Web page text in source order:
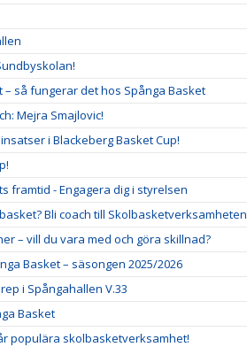
så fungerar det hos Spånga Basket
Mejra Smajlovic!
i Blackeberg Basket Cup!
framtid - Engagera dig i styrelsen
Bli coach till Skolbasketverksamheten
– vill du vara med och göra skillnad?
Basket – säsongen 2025/2026
i Spångahallen V.33
Basket
populära skolbasketverksamhet!